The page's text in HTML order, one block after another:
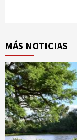
MÁS NOTICIAS